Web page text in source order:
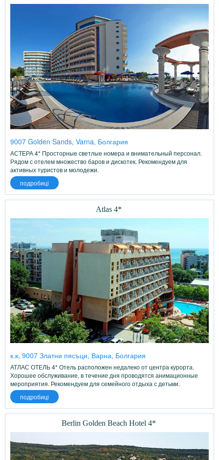
9007 Golden Sands, Varna, Болгария
АСТЕРА 4* Просторные светлые номера и внимательный персонал.
Рядом с отелем множество баров и дискотек. Рекомендуем для
активных туристов и молодежи.
подробиці
Atlas 4*
к.к, 9007 Златни пясъци, Варна, Болгария
АТЛАС ОТЕЛЬ 4* Отель расположен недалеко от центра курорта.
Хорошее обслуживание, в течение дня проводятся анимационные
мероприятия. Рекомендуем для семейного отдыха с детьми.
подробиці
Berlin Golden Beach Hotel 4*